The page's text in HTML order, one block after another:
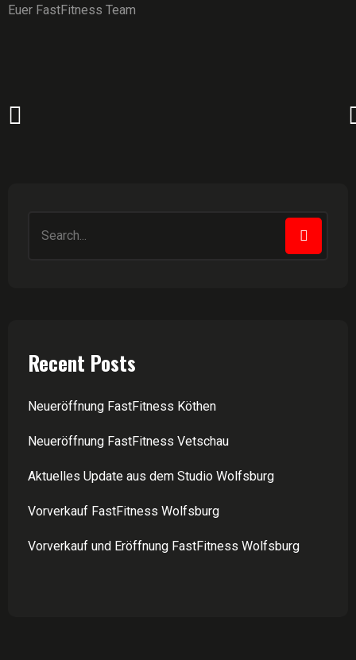
Euer FastFitness Team
Recent Posts
Neueröffnung FastFitness Köthen
Neueröffnung FastFitness Vetschau
Aktuelles Update aus dem Studio Wolfsburg
Vorverkauf FastFitness Wolfsburg
Vorverkauf und Eröffnung FastFitness Wolfsburg